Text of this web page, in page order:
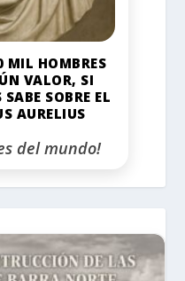
MIL HOMBRES
VALOR, SI
SOBRE EL
AURELIUS
del mundo!